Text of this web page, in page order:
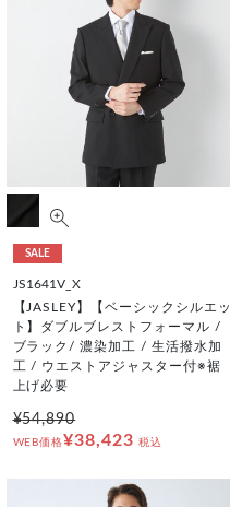
SALE
JS1641V_X
【JASLEY】【ベーシックシルエッ
ト】ダブルブレストフォーマル /
ブラック/ 濃染加工 / 生活撥水加
工 / ウエストアジャスター付※裾
上げ必要
¥54,890
WEB価格¥38,423 税込